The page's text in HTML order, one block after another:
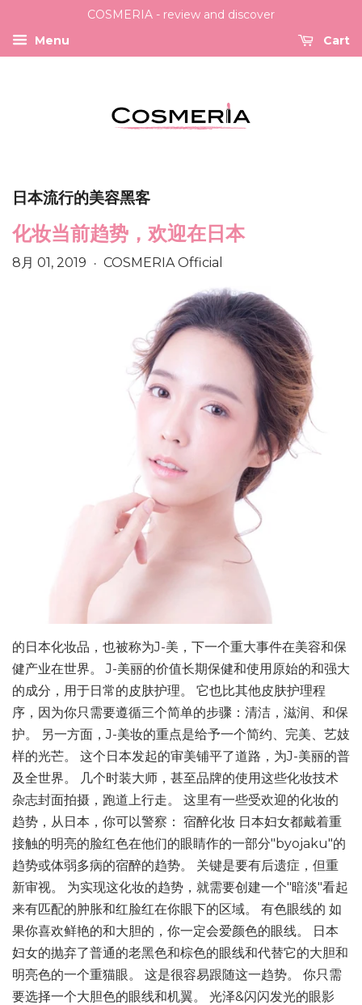
COSMERIA - review and discover
Menu
Cart
日本流行的美容黑客
化妆当前趋势，欢迎在日本
8月 01, 2019 • COSMERIA Official
的日本化妆品，也被称为J-美，下一个重大事件在美容和保
健产业在世界。 J-美丽的价值长期保健和使用原始的和强大
的成分，用于日常的皮肤护理。 它也比其他皮肤护理程
序，因为你只需要遵循三个简单的步骤：清洁，滋润、和保
护。 另一方面，J-美妆的重点是给予一个简约、完美、艺妓
样的光芒。 这个日本发起的审美铺平了道路，为J-美丽的普
及全世界。 几个时装大师，甚至品牌的使用这些化妆技术
杂志封面拍摄，跑道上行走。 这里有一些受欢迎的化妆的
趋势，从日本，你可以警察： 宿醉化妆 日本妇女都戴着重
接触的明亮的脸红色在他们的眼睛作的一部分"byojaku"的
趋势或体弱多病的宿醉的趋势。 关键是要有后遗症，但重
新审视。 为实现这化妆的趋势，就需要创建一个"暗淡"看起
来有匹配的肿胀和红脸红在你眼下的区域。 有色眼线的 如
果你喜欢鲜艳的和大胆的，你一定会爱颜色的眼线。 日本
妇女的抛弃了普通的老黑色和棕色的眼线和代替它的大胆和
明亮色的一个重猫眼。 这是很容易跟随这一趋势。 你只需
要选择一个大胆色的眼线和机翼。 光泽&闪闪发光的眼影